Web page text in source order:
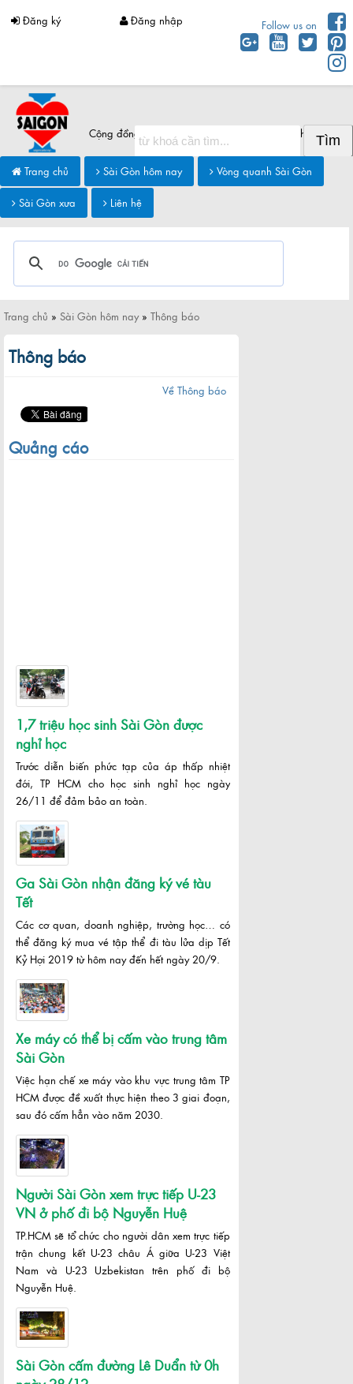
Đăng ký Đăng nhập Follow us on
Cộng đồng Sài Gòn chia sẻ thông tin Sài Gòn hôm nay
Trang chủ Sài Gòn hôm nay
Vòng quanh Sài Gòn
Sài Gòn xưa
Liên hệ
Trang chủ » Sài Gòn hôm nay» Thông báo
Thông báo
Về Thông báo
Quảng cáo
1,7 triệu học sinh Sài Gòn được
nghỉ học
Trước diễn biến phức tạp của áp thấp nhiệt
đới, TP HCM cho học sinh nghỉ học ngày
26/11 để đảm bảo an toàn.
Ga Sài Gòn nhận đăng ký vé tàu
Tết
Các cơ quan, doanh nghiệp, trường học… có
thể đăng ký mua vé tập thể đi tàu lửa dịp Tết
Kỷ Hợi 2019 từ hôm nay đến hết ngày 20/9.
Xe máy có thể bị cấm vào trung tâm
Sài Gòn
Việc hạn chế xe máy vào khu vực trung tâm TP
HCM được đề xuất thực hiện theo 3 giai đoạn,
sau đó cấm hẳn vào năm 2030.
Người Sài Gòn xem trực tiếp U-23
VN ở phố đi bộ Nguyễn Huệ
TP.HCM sẽ tổ chức cho người dân xem trực tiếp
trận chung kết U-23 châu Á giữa U-23 Việt
Nam và U-23 Uzbekistan trên phố đi bộ
Nguyễn Huệ.
Sài Gòn cấm đường Lê Duẩn từ 0h